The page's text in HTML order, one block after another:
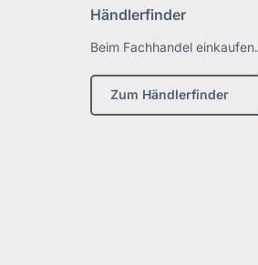
Händlerfinder
Beim Fachhandel einkaufen.
Zum Händlerfinder